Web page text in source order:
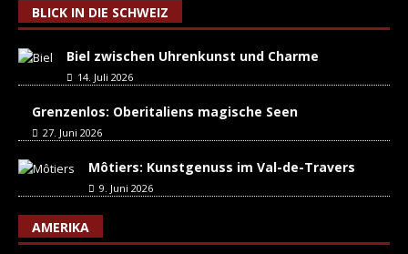
BLICK IN DIE SCHWEIZ
Biel zwischen Uhrenkunst und Charme
14. Juli 2026
Grenzenlos: Oberitaliens magische Seen
27. Juni 2026
Môtiers: Kunstgenuss im Val-de-Travers
9. Juni 2026
AMERIKA